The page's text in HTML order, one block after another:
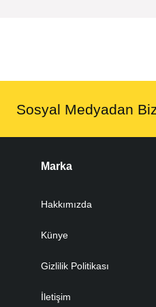
Sosyal Medyadan
Marka
Hakkımızda
Künye
Gizlilik Politikası
İletişim